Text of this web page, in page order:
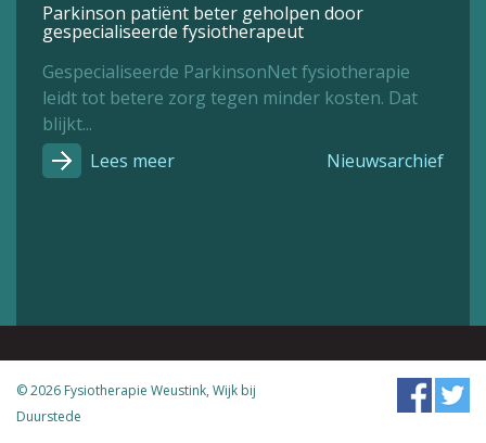
Parkinson patiënt beter geholpen door
gespecialiseerde fysiotherapeut
Gespecialiseerde ParkinsonNet fysiotherapie
leidt tot betere zorg tegen minder kosten. Dat
blijkt...
Lees meer
Nieuwsarchief
© 2026 Fysiotherapie Weustink, Wijk bij
Duurstede